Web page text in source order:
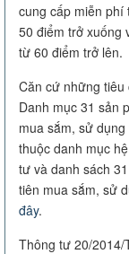
cung cấp miễn
50 điểm trở xuống
từ 60 điểm trở lên.
Căn cứ những
Danh mục 31 sản
mua sắm, sử
thuộc danh mục
tư và danh sách
tiên mua sắm, sử
đây.
Thông tư 20/2014/